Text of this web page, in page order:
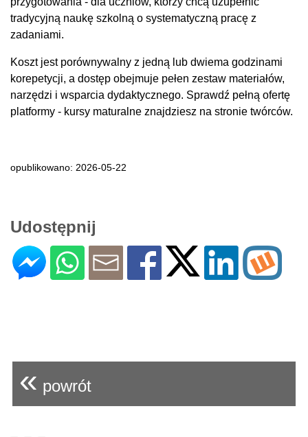
tradycyjną naukę szkolną o systematyczną pracę z
zadaniami.
Koszt jest porównywalny z jedną lub dwiema godzinami
korepetycji, a dostęp obejmuje pełen zestaw materiałów,
narzędzi i wsparcia dydaktycznego. Sprawdź pełną ofertę
platformy - kursy maturalne znajdziesz na stronie twórców.
opublikowano: 2026-05-22
Udostępnij
« powrót